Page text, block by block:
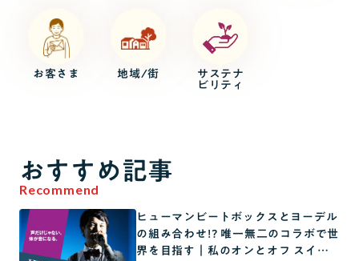
お客さま 地域/街
サステナ
ビリティ
おすすめ記事
Recommend
ヒューマンビートボックスとヨーデル
の組み合わせ!? 唯一無二のコラボで世
界を目指す｜私のオンとオフ スイッ